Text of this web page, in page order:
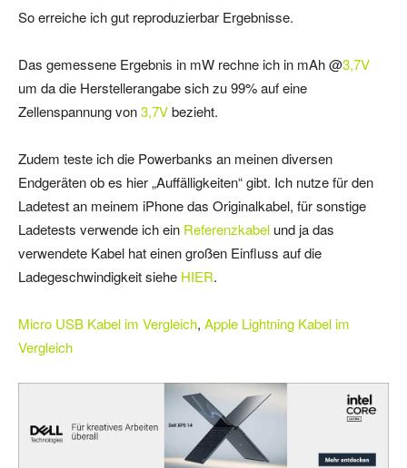
So erreiche ich gut reproduzierbar Ergebnisse.
Das gemessene Ergebnis in mW rechne ich in mAh @3,7V
um da die Herstellerangabe sich zu 99% auf eine
Zellenspannung von3,7Vbezieht.
Zudem teste ich die Powerbanks an meinen diversen
Endgeräten ob es hier „Auffälligkeiten“ gibt. Ich nutze für den
Ladetest an meinem iPhone das Originalkabel, für sonstige
Ladetests verwende ich ein Referenzkabel und ja das
verwendete Kabel hat einen großen Einfluss auf die
Ladegeschwindigkeit siehe HIER.
Micro USB Kabel im Vergleich, Apple Lightning Kabel im
Vergleich